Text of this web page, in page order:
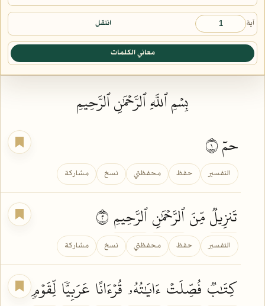
آية انتقل
معاني الكلمات
بِسۡمِ ٱللَّهِ ٱلرَّحۡمَٰنِ ٱلرَّحِيمِ
حمٓ ١
التفسير حفظ محفظتي نسخ مشاركة
تَنزِيلٞمِّنَٱلرَّحۡمَٰنِٱلرَّحِيمِ
التفسير حفظ محفظتي نسخ مشاركة
كِتَٰبٞ فُصِّلَتۡ ءَايَٰتُهُۥ قُرۡءَانًا عَرَبِيّٗا لِّقَوۡمٖ